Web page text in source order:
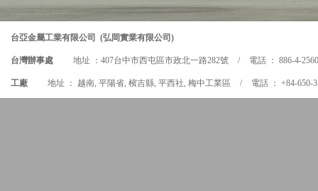
台亞金屬工業有限公司 (弘岡實業有限公司)
台灣辦事處 地址 ：407台中市西屯區市政北一路282號 / 電話 ： 886-4-
工廠 地址 ： 越南, 平陽省, 檳吉縣, 平西社, 梅中工業區 / 電話 ： +84-650-